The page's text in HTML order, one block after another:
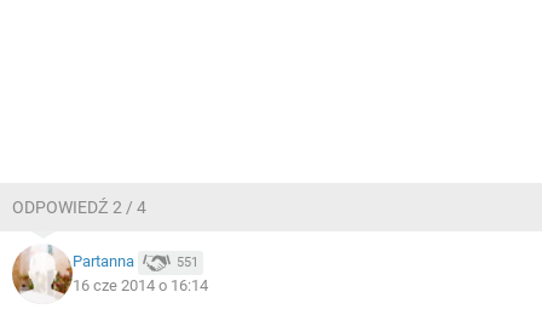
ODPOWIEDŹ 2 / 4
Partanna 551
16 cze 2014 o 16:14